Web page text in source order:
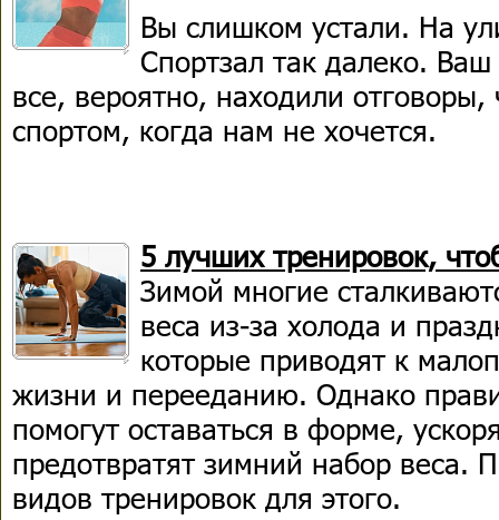
Вы слишком устали. На
Спортзал так далеко.
все, вероятно, находили
спортом, когда нам не хочется.
5 лучших тренировок,
Зимой многие
веса из-за холода и
которые приводят к
жизни и перееданию. Однако
помогут оставаться в форме,
предотвратят зимний набор веса.
видов тренировок для этого.